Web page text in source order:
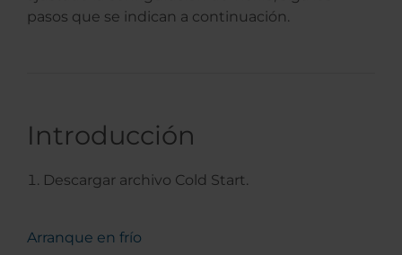
pasos que se indican a continuación.
Introducción
Descargar archivo Cold Start.
Arranque en frío